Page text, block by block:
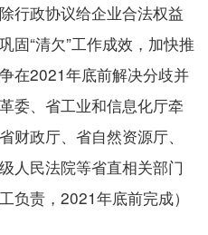
行政协议给企业合法权益
固“清欠”工作成效，加快推
在2021年底前解决分歧并
委、省工业和信息化厅牵
财政厅、省自然资源厅、
人民法院等省直相关部门
负责，2021年底前完成）